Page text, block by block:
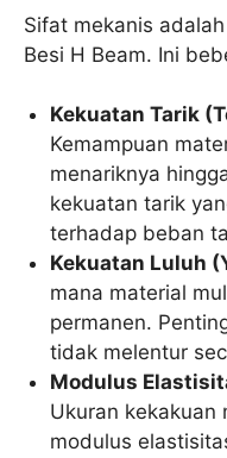
Sifat mekanis
Besi H Beam. Ini
Kekuatan Tarik
Kemampuan
menariknya
kekuatan tarik
terhadap beban
Kekuatan Luluh
mana material
permanen.
tidak melentur
Modulus
Ukuran kekakuan
modulus